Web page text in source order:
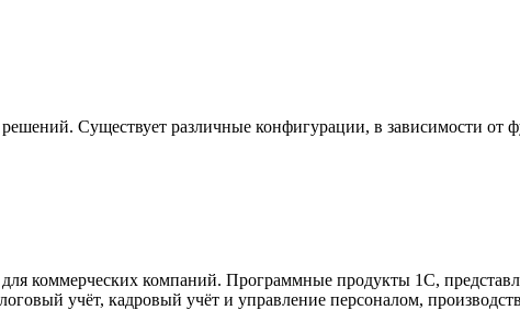
Существует различные конфигурации, в зависимости от
коммерческих компаний. Программные продукты 1С,
учёт, кадровый учёт и управление персоналом,